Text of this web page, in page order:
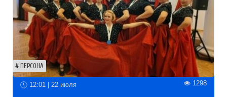
ПЕРСОНА
12:01 | 22 июля 1298